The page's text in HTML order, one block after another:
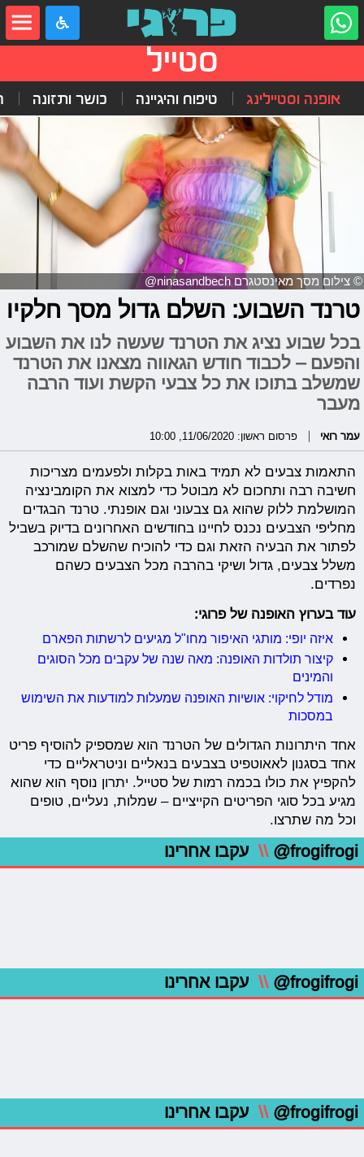
סטייל
אופנה וסטיילינג טיפוח והיגיינה כושר ותזונה
© צילום מסך מאינסטגרם ninasandbech@
טרנד השבוע: השלם גדול מסך חלקיו
בכל שבוע נציג את הטרנד שעשה לנו את השבוע
והפעם – לכבוד חודש הגאווה מצאנו את הטרנד
שמשלב בתוכו את כל צבעי הקשת ועוד הרבה
מעבר
עמר רואי פרסום ראשון: 11/06/2020, 10:00
התאמות צבעים לא תמיד באות בקלות ולפעמים מצריכות
חשיבה רבה ותחכום לא מבוטל כדי למצוא את הקומבינציה
המושלמת ללוק שהוא גם צבעוני וגם אופנתי. טרנד הבגדים
מחליפי הצבעים נכנס לחיינו בחודשים האחרונים בדיוק בשביל
לפתור את הבעיה הזאת וגם כדי להוכיח שהשלם שמורכב
משלל צבעים, גדול ושיקי בהרבה מכל הצבעים כשהם
נפרדים.
עוד בערוץ האופנה של פרוגי:
איזה יופי: מותגי האיפור מחו"ל מגיעים לרשתות הפארם
קיצור תולדות האופנה: מאה שנה של עקבים מכל הסוגים
והמינים
מודל לחיקוי: אושיות האופנה שמעלות למודעות את השימוש
במסכות
אחד היתרונות הגדולים של הטרנד הוא שמספיק להוסיף פריט
אחד בסגנון לאאוטפיט בצבעים בנאליים וניטראליים כדי
להקפיץ את כולו בכמה רמות של סטייל. יתרון נוסף הוא שהוא
מגיע בכל סוגי הפריטים הקייציים – שמלות, נעליים, טופים
וכל מה שתרצו.
@frogifrogi
\\ עקבו אחרינו
@frogifrogi
\\ עקבו אחרינו
@frogifrogi
\\ עקבו אחרינו